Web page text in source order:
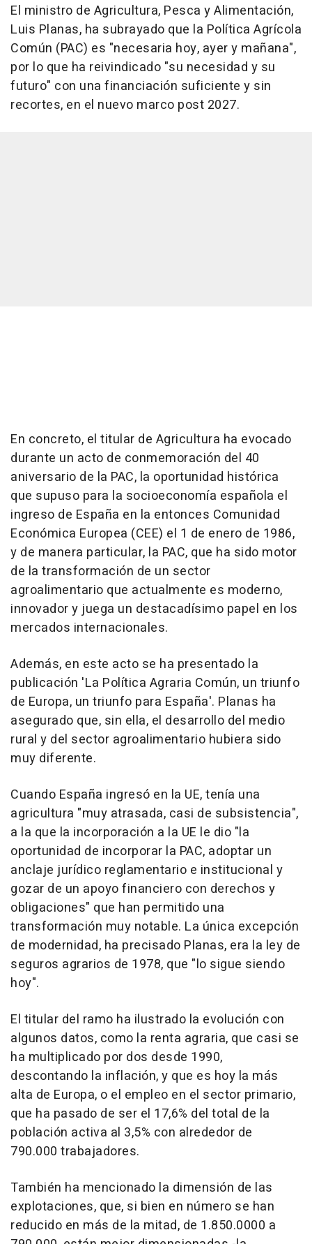
El ministro de Agricultura, Pesca y Alimentación,
Luis Planas, ha subrayado que la Política Agrícola
Común (PAC) es "necesaria hoy, ayer y mañana",
por lo que ha reivindicado "su necesidad y su
futuro" con una financiación suficiente y sin
recortes, en el nuevo marco post 2027.
En concreto, el titular de Agricultura ha evocado
durante un acto de conmemoración del 40
aniversario de la PAC, la oportunidad histórica
que supuso para la socioeconomía española el
ingreso de España en la entonces Comunidad
Económica Europea (CEE) el 1 de enero de 1986,
y de manera particular, la PAC, que ha sido motor
de la transformación de un sector
agroalimentario que actualmente es moderno,
innovador y juega un destacadísimo papel en los
mercados internacionales.
Además, en este acto se ha presentado la
publicación 'La Política Agraria Común, un triunfo
de Europa, un triunfo para España'. Planas ha
asegurado que, sin ella, el desarrollo del medio
rural y del sector agroalimentario hubiera sido
muy diferente.
Cuando España ingresó en la UE, tenía una
agricultura "muy atrasada, casi de subsistencia",
a la que la incorporación a la UE le dio "la
oportunidad de incorporar la PAC, adoptar un
anclaje jurídico reglamentario e institucional y
gozar de un apoyo financiero con derechos y
obligaciones" que han permitido una
transformación muy notable. La única excepción
de modernidad, ha precisado Planas, era la ley de
seguros agrarios de 1978, que "lo sigue siendo
hoy".
El titular del ramo ha ilustrado la evolución con
algunos datos, como la renta agraria, que casi se
ha multiplicado por dos desde 1990,
descontando la inflación, y que es hoy la más
alta de Europa, o el empleo en el sector primario,
que ha pasado de ser el 17,6% del total de la
población activa al 3,5% con alrededor de
790.000 trabajadores.
También ha mencionado la dimensión de las
explotaciones, que, si bien en número se han
reducido en más de la mitad, de 1.850.0000 a